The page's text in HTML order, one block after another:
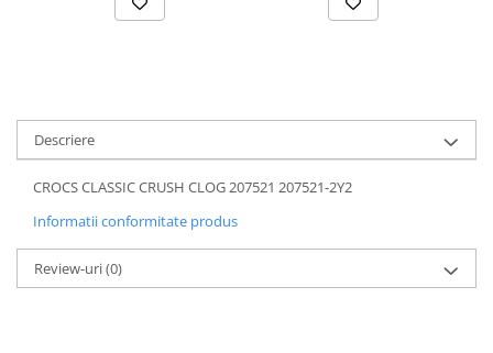
Descriere
CROCS CLASSIC CRUSH CLOG 207521 207521-2Y2
Informatii conformitate produs
Review-uri(0)